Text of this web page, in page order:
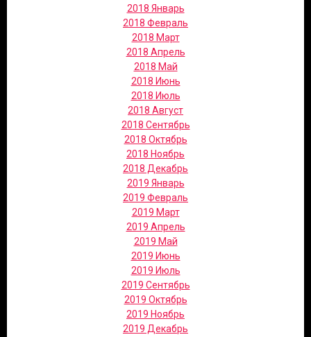
2018 Январь
2018 Февраль
2018 Март
2018 Апрель
2018 Май
2018 Июнь
2018 Июль
2018 Август
2018 Сентябрь
2018 Октябрь
2018 Ноябрь
2018 Декабрь
2019 Январь
2019 Февраль
2019 Март
2019 Апрель
2019 Май
2019 Июнь
2019 Июль
2019 Сентябрь
2019 Октябрь
2019 Ноябрь
2019 Декабрь